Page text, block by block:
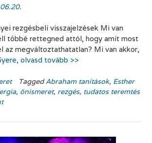
rezgésbeli visszajelzések Mi van
többé rettegned attól, hogy amit most
az megváltoztathatatlan? Mi van akkor,
olvasd tovább >>
TaggedAbraham tanítások, Esther
, önismeret, rezgés, tudatos teremtés